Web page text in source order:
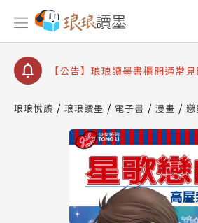
【公告】因 Readmoo 讀墨系
停部分閱讀服務
【公告】琅琅讀墨數位閱讀資
【公告】琅琅讀墨書櫃開通常
請圖文教學
查詢
【公告】因 Readmoo 讀墨系
停部分閱讀服務
琅琅悅讀 琅琅讀墨 電子書 漫畫 戀